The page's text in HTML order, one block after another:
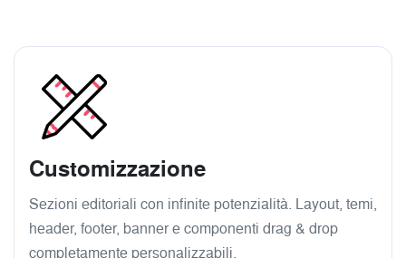
Customizzazione
Sezioni editoriali con infinite potenzialità. Layout, temi,
header, footer, banner e componenti drag & drop
completamente personalizzabili.